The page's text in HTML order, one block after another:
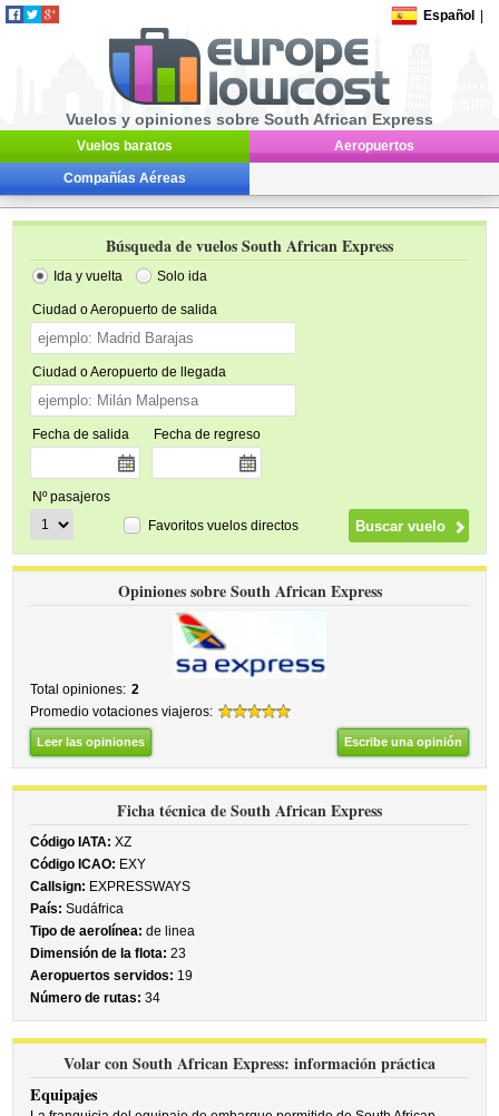
Español
Vuelos y opiniones sobre South African Express
Vuelos baratos Aeropuertos
Compañías Aéreas
Búsqueda de vuelos South African Express
Ida y vuelta Solo ida
Ciudad o Aeropuerto de salida
Ciudad o Aeropuerto de llegada
Fecha de salida Fecha de regreso
Nº pasajeros
Favoritos vuelos directos
Opiniones sobre South African Express
Total opiniones: 2
Promedio votaciones viajeros:
Leer las opiniones Escribe una opinión
Ficha técnica de South African Express
Código IATA: XZ
Código ICAO: EXY
Callsign: EXPRESSWAYS
País: Sudáfrica
Tipo de aerolínea: de linea
Dimensión de la flota: 23
Aeropuertos servidos: 19
Número de rutas: 34
Volar con South African Express: información práctica
Equipajes